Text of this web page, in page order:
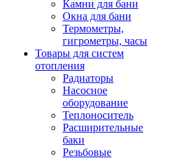
Камни для бани
Окна для бани
Термометры,
гигрометры, часы
Товары для систем
отопления
Радиаторы
Насосное
оборудование
Теплоноситель
Расширительные
баки
Резьбовые